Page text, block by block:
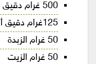
500 غرام دقيق كامل
125غرام دقيق أبيض
50 غرام الزبدة
50 غرام الزيت